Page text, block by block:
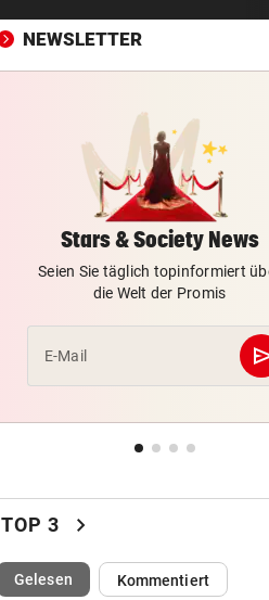
„Männliche Kollegen sind
nicht das Problem“
Salzburgs Gemeinden
immer weiter aus
„KRONE“-KOLUMNE
Vertrauen erreicht, was
niemals vermag
IM ALL SEIT 2025
SORGE IM WELTCUP-TROSS vor
„Wir kämpfen für Österreich –
sonst sinkt Niveau!“
SUCHAKTION IM BODENSEE
NEWSLETTER
Stars & Society News
Seien Sie täglich topinformiert
die Welt der Promis
E-Mail
TOP 3 chevron_right
Gelesen(ausgewählt)Kommentiert